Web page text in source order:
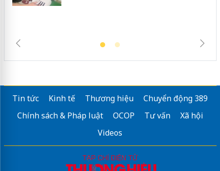
Tin tức Kinh tế Thương hiệu
Chuyển động 389
Chính sách & Pháp luật
OCOP Tư vấn
Xã hội
Videos